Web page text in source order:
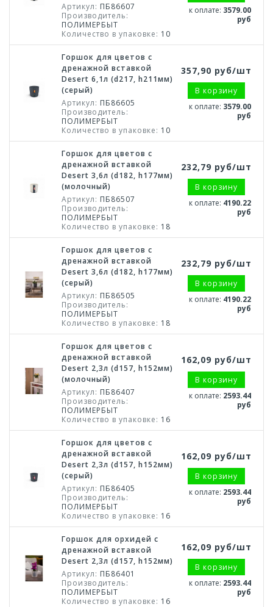
Артикул: ПБ86607
Производитель:
ПОЛИМЕРБЫТ
Количество в упаковке: 10
к оплате: 3579.00
руб
Горшок для цветов с
дренажной вставкой
Desert 6,1л (d217, h211мм)
(серый)
Артикул: ПБ86605
Производитель:
ПОЛИМЕРБЫТ
Количество в упаковке: 10
357,90 руб/шт
В корзину
к оплате: 3579.00
руб
Горшок для цветов с
дренажной вставкой
Desert 3,6л (d182, h177мм)
(молочный)
Артикул: ПБ86507
Производитель:
ПОЛИМЕРБЫТ
Количество в упаковке: 18
232,79 руб/шт
В корзину
к оплате: 4190.22
руб
Горшок для цветов с
дренажной вставкой
Desert 3,6л (d182, h177мм)
(серый)
Артикул: ПБ86505
Производитель:
ПОЛИМЕРБЫТ
Количество в упаковке: 18
232,79 руб/шт
В корзину
к оплате: 4190.22
руб
Горшок для цветов с
дренажной вставкой
Desert 2,3л (d157, h152мм)
(молочный)
Артикул: ПБ86407
Производитель:
ПОЛИМЕРБЫТ
Количество в упаковке: 16
162,09 руб/шт
В корзину
к оплате: 2593.44
руб
Горшок для цветов с
дренажной вставкой
Desert 2,3л (d157, h152мм)
(серый)
Артикул: ПБ86405
Производитель:
ПОЛИМЕРБЫТ
Количество в упаковке: 16
162,09 руб/шт
В корзину
к оплате: 2593.44
руб
Горшок для орхидей с
дренажной вставкой
Desert 2,3л (d157, h152мм)
Артикул: ПБ86401
Производитель:
ПОЛИМЕРБЫТ
Количество в упаковке: 16
162,09 руб/шт
В корзину
к оплате: 2593.44
руб